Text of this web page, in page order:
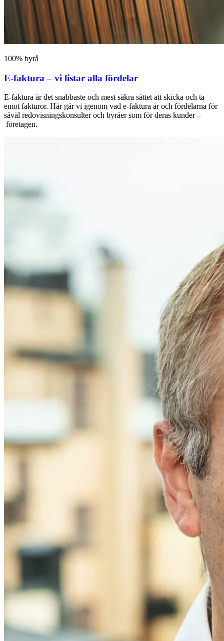
100% byrå
E-faktura – vi listar alla fördelar
E-faktura är det snabbaste och mest säkra sättet att skicka och ta
emot fakturor. Här går vi igenom vad e-faktura är och fördelarna för
såväl redovisningskonsulter och byråer som för deras kunder –
företagen.